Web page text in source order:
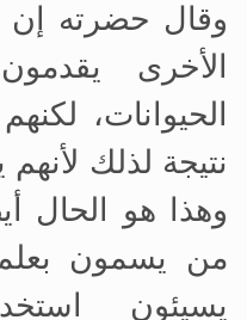
وقال حضرته إن
الأخرى
الحيوانات،
نتيجة لذلك
وهذا هو الحال
من يسمون
يسيئون